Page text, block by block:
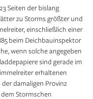
Seiten der bislang
zu Storms größter und
einschließlich einer
beim Deichbauinspektor
wenn solche angegeben
sind gerade im
erhaltenen
der damaligen Provinz
Stormschen